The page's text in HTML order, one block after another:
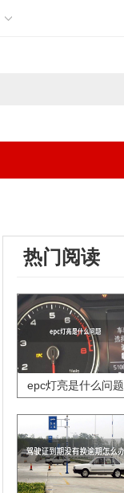
热门阅读
epc灯亮是什么问题